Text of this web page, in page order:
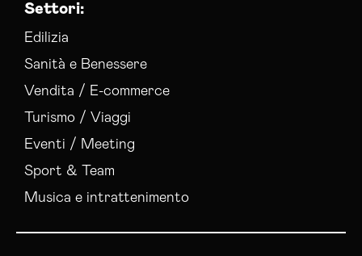
Settori:
Edilizia
Sanità e Benessere
Vendita / E-commerce
Turismo / Viaggi
Eventi / Meeting
Sport & Team
Musica e intrattenimento